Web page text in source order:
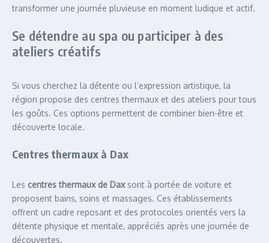
transformer une journée pluvieuse en moment ludique et actif.
Se détendre au spa ou participer à des
ateliers créatifs
Si vous cherchez la détente ou l’expression artistique, la
région propose des centres thermaux et des ateliers pour tous
les goûts. Ces options permettent de combiner bien-être et
découverte locale.
Centres thermaux à Dax
Les centres thermaux de Daxsont à portée de voiture et
proposent bains, soins et massages. Ces établissements
offrent un cadre reposant et des protocoles orientés vers la
détente physique et mentale, appréciés après une journée de
découvertes.